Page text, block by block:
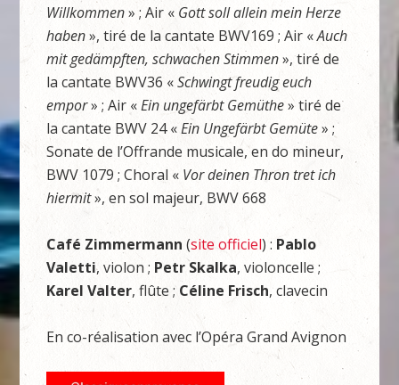
Willkommen» ; Air « Gott soll allein mein Herze
haben», tiré de la cantate BWV169 ; Air «Auch
mit gedämpften, schwachenStimmen», tiré de
la cantate BWV36 «Schwingt freudig euch
empor» ; Air «Ein ungefärbt Gemüthe» tiré de
la cantate BWV 24 «Ein Ungefärbt Gemüte» ;
Sonate de l’Offrande musicale, en do mineur,
BWV 1079 ; Choral « Vor deinen Thron tret ich
hiermit», en sol majeur, BWV 668
Café Zimmermann(site officiel) : Pablo
Valetti, violon ; Petr Skalka, violoncelle ;
Karel Valter, flûte ; Céline Frisch, clavecin
En co-réalisation avec l’Opéra Grand Avignon